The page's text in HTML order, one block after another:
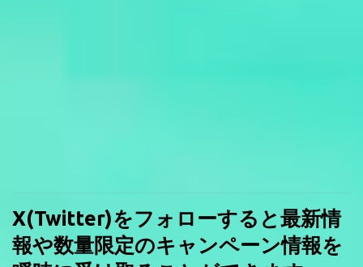
X(Twitter)をフォローすると最新情
報や数量限定のキャンペーン情報を